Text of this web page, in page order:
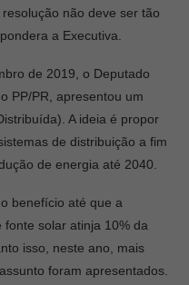
não deve ser tão
a Executiva.
de 2019, o Deputado
PP/PR, apresentou um
A ideia é propor
de distribuição a fim
de energia até 2040.
benefício até que a
solar atinja 10% da
isso, neste ano, mais
foram apresentados.